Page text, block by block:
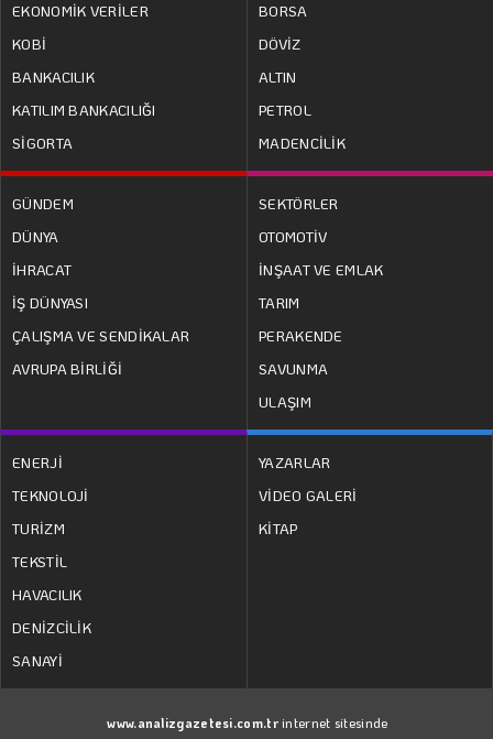
EKONOMİK VERİLER
KOBİ
BANKACILIK
KATILIM BANKACILIĞI
SİGORTA
BORSA
DÖVİZ
ALTIN
PETROL
MADENCİLİK
GÜNDEM
DÜNYA
İHRACAT
İŞ DÜNYASI
ÇALIŞMA VE SENDİKALAR
AVRUPA BİRLİĞİ
SEKTÖRLER
OTOMOTİV
İNŞAAT VE EMLAK
TARIM
PERAKENDE
SAVUNMA
ULAŞIM
ENERJİ
TEKNOLOJİ
TURİZM
TEKSTİL
HAVACILIK
DENİZCİLİK
SANAYİ
YAZARLAR
VİDEO GALERİ
KİTAP
www.analizgazetesi.com.trinternet sitesinde